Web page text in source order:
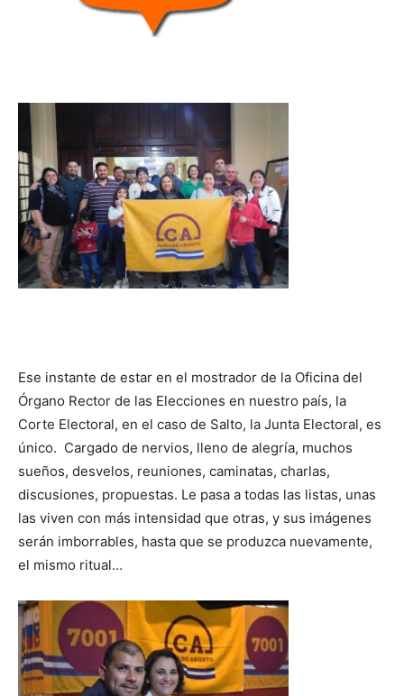
Ese instante de estar en el mostrador de la Oficina del
Órgano Rector de las Elecciones en nuestro país, la
Corte Electoral, en el caso de Salto, la Junta Electoral, es
único. Cargado de nervios, lleno de alegría, muchos
sueños, desvelos, reuniones, caminatas, charlas,
discusiones, propuestas. Le pasa a todas las listas, unas
las viven con más intensidad que otras, y sus imágenes
serán imborrables, hasta que se produzca nuevamente,
el mismo ritual…